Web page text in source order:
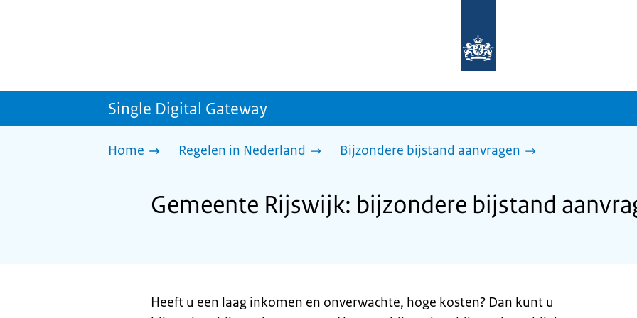
homepage
sdg.rijksoverheid.nl
Single Digital Gateway
Home Regelen in Nederland Bijzondere bijstand aanvragen
Gemeente Rijswijk: bijzondere bijstand
Heeft u een laag inkomen en onverwachte, hoge kosten? Dan kunt u